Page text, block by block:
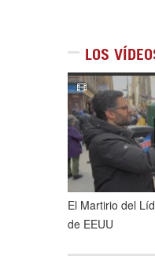
LOS
El Martirio del
de EEUU